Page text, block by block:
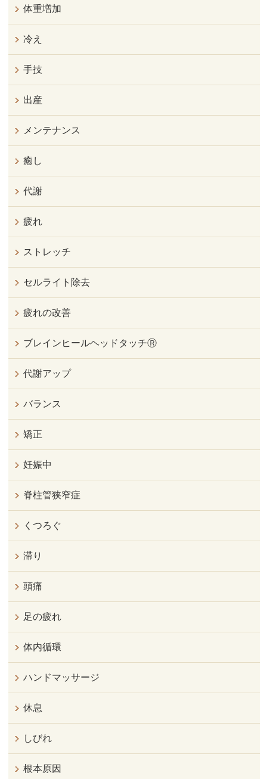
体重増加
冷え
手技
出産
メンテナンス
癒し
代謝
疲れ
ストレッチ
セルライト除去
疲れの改善
ブレインヒールヘッドタッチⓇ
代謝アップ
バランス
矯正
妊娠中
脊柱管狭窄症
くつろぐ
滞り
頭痛
足の疲れ
体内循環
ハンドマッサージ
休息
しびれ
根本原因